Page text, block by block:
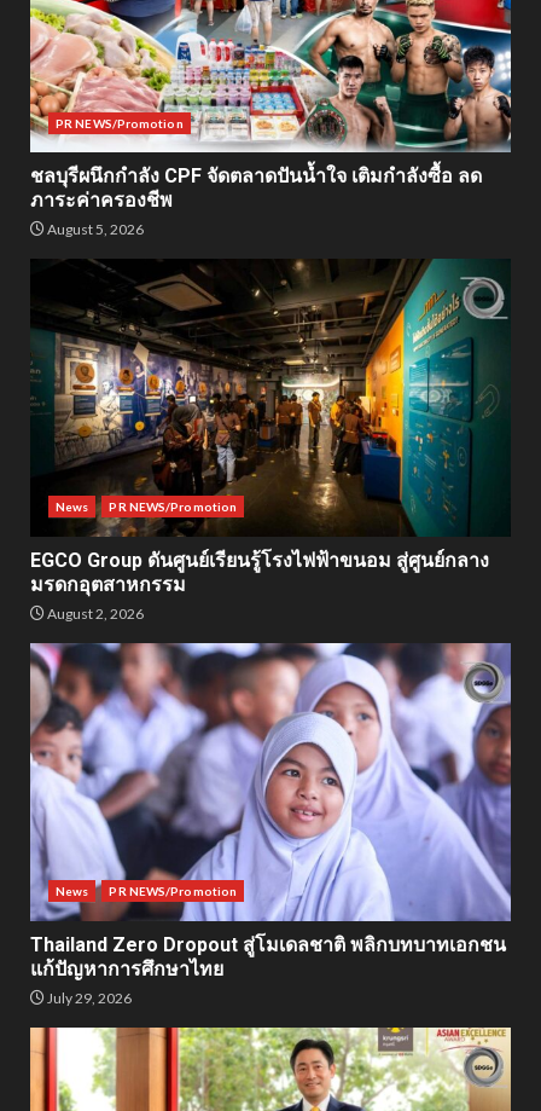
PR NEWS/Promotion
ชลบุรีผนึกกำลัง CPF จัดตลาดปันน้ำใจ เติมกำลังซื้อ ลด
ภาระค่าครองชีพ
August 5, 2026
News PR NEWS/Promotion
EGCO Group ดันศูนย์เรียนรู้โรงไฟฟ้าขนอม สู่ศูนย์กลาง
มรดกอุตสาหกรรม
August 2, 2026
News PR NEWS/Promotion
Thailand Zero Dropout สู่โมเดลชาติ พลิกบทบาทเอกชน
แก้ปัญหาการศึกษาไทย
July 29, 2026